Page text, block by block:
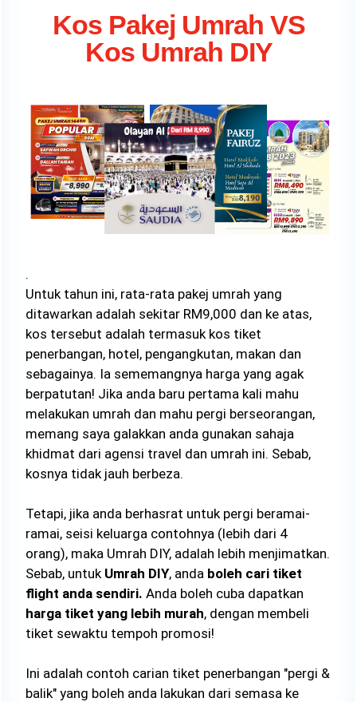
Kos Pakej Umrah VS
Kos Umrah DIY
.
Untuk tahun ini, rata-rata pakej umrah yang
ditawarkan adalah sekitar RM9,000 dan ke atas,
kos tersebut adalah termasuk kos tiket
penerbangan, hotel, pengangkutan, makan dan
sebagainya. Ia sememangnya harga yang agak
berpatutan! Jika anda baru pertama kali mahu
melakukan umrah dan mahu pergi berseorangan,
memang saya galakkan anda gunakan sahaja
khidmat dari agensi travel dan umrah ini. Sebab,
kosnya tidak jauh berbeza.
Tetapi, jika anda berhasrat untuk pergi beramai-
ramai, seisi keluarga contohnya (lebih dari 4
orang), maka Umrah DIY, adalah lebih menjimatkan.
Sebab, untuk Umrah DIY, anda boleh cari tiket
flight anda sendiri. Anda boleh cuba dapatkan
harga tiket yang lebih murah, dengan membeli
tiket sewaktu tempoh promosi!
Ini adalah contoh carian tiket penerbangan "pergi &
balik" yang boleh anda lakukan dari semasa ke